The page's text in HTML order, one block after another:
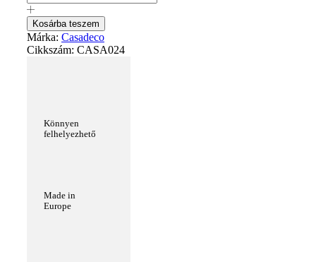
Kosárba teszem
Márka: Casadeco
Cikkszám: CASA024
Könnyen
felhelyezhető
Made in
Europe